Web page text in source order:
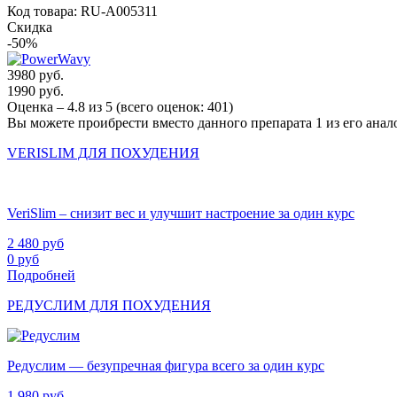
Код товара: RU-A005311
Скидка
-50%
3980 руб.
1990 руб.
Оценка – 4.8 из 5 (всего оценок: 401)
Вы можете проибрести вместо данного препарата 1 из его
VERISLIM ДЛЯ ПОХУДЕНИЯ
VeriSlim – снизит вес и улучшит настроение за один курс
2 480 руб
0 руб
Подробней
РЕДУСЛИМ ДЛЯ ПОХУДЕНИЯ
Редуслим — безупречная фигура всего за один курс